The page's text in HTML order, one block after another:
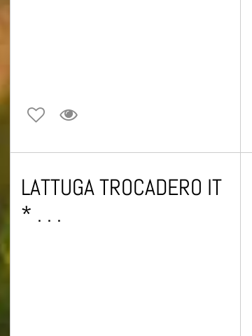
LATTUGA TROCADERO IT
* . . .